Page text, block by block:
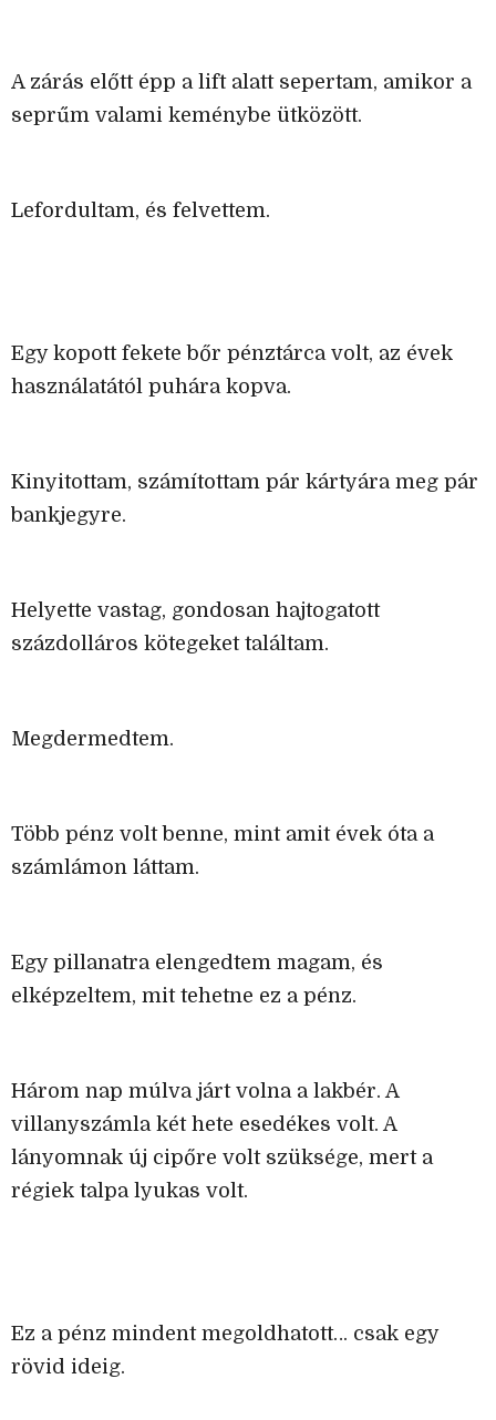
A zárás előtt épp a lift alatt sepertam, amikor a
seprűm valami keménybe ütközött.
Lefordultam, és felvettem.
Egy kopott fekete bőr pénztárca volt, az évek
használatától puhára kopva.
Kinyitottam, számítottam pár kártyára meg pár
bankjegyre.
Helyette vastag, gondosan hajtogatott
százdolláros kötegeket találtam.
Megdermedtem.
Több pénz volt benne, mint amit évek óta a
számlámon láttam.
Egy pillanatra elengedtem magam, és
elképzeltem, mit tehetne ez a pénz.
Három nap múlva járt volna a lakbér. A
villanyszámla két hete esedékes volt. A
lányomnak új cipőre volt szüksége, mert a
régiek talpa lyukas volt.
Ez a pénz mindent megoldhatott… csak egy
rövid ideig.